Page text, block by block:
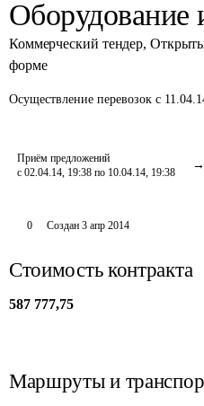
Оборудование
Коммерческий тендер,
форме
Осуществление перевозок с
Приём предложений
с 02.04.14, 19:38 по 10.04.14, 19:38
0 Создан 3 апр 2014
Стоимость контракта
587 777,75
Маршруты и